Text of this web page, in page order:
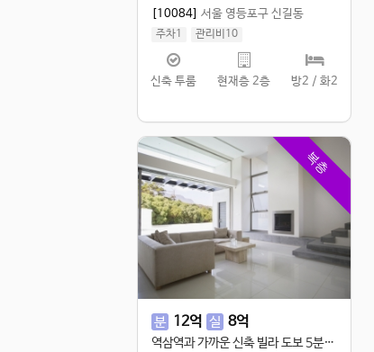
[10084] 서울 영등포구 신길동
주차1
관리비10
실 72㎡
신축 투룸 현재층 2층 방2 / 화2
복층
분 12억 실 8억
역삼역과 가까운 신축 빌라 도보 5분거리!